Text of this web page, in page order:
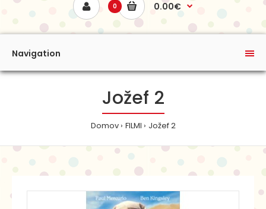
0 0.00€
Navigation
Jožef 2
Domov FILMI Jožef 2